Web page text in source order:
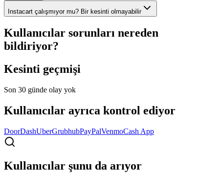
Instacart çalışmıyor mu? Bir kesinti olmayabilir
Kullanıcılar sorunları nereden
bildiriyor?
Kesinti geçmişi
Son 30 günde olay yok
Kullanıcılar ayrıca kontrol ediyor
DoorDashUberGrubhubPayPalVenmoCash App
Kullanıcılar şunu da arıyor